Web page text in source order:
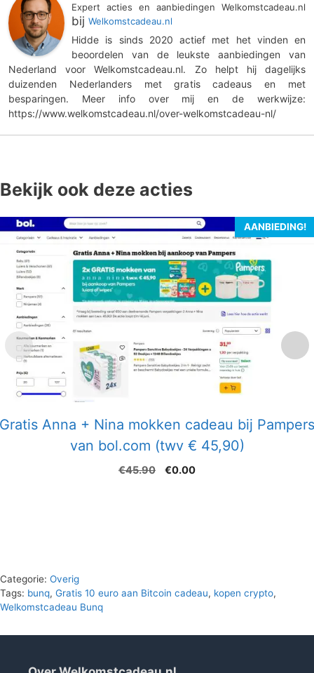
Expert acties en aanbiedingen Welkomstcadeau.nl
bij Welkomstcadeau.nl
Hidde is sinds 2020 actief met het vinden en
beoordelen van de leukste aanbiedingen van
Nederland voor Welkomstcadeau.nl. Zo helpt hij dagelijks
duizenden Nederlanders met gratis cadeaus en met
besparingen. Meer info over mij en de werkwijze:
https://www.welkomstcadeau.nl/over-welkomstcadeau-nl/
Bekijk ook deze acties
AANBIEDING!
Gratis Anna + Nina mokken cadeau bij Pampers
van bol.com (twv € 45,90)
€45.90
Oorspronkelijke
€0.00Huidige
Categorie: Overig
Tags: bunq, Gratis 10 euro aan Bitcoin cadeau, kopen crypto,
Welkomstcadeau Bunq